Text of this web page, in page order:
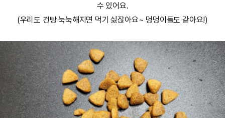
수 있어요.
(우리도 건빵 눅눅해지면 먹기 싫잖아요~ 멍멍이들도 같아요!)